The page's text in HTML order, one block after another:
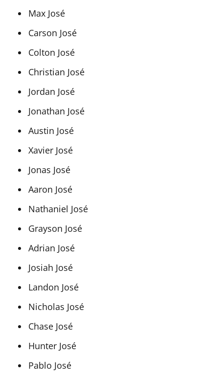
Max José
Carson José
Colton José
Christian José
Jordan José
Jonathan José
Austin José
Xavier José
Jonas José
Aaron José
Nathaniel José
Grayson José
Adrian José
Josiah José
Landon José
Nicholas José
Chase José
Hunter José
Pablo José